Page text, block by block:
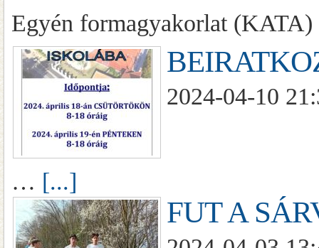
Egyén formagyakorlat
2024-04-10
… [...]
FUT A